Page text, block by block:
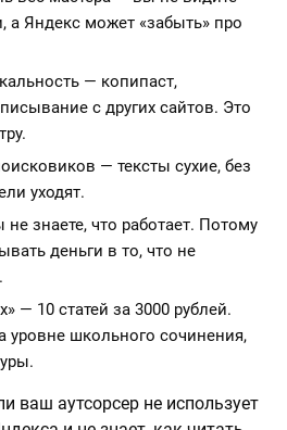
а Яндекс может «забыть» про
— копипаст,
с других сайтов. Это
— тексты сухие, без
уходят.
знаете, что работает. Потому
деньги в то, что не
— 10 статей за 3000 рублей.
уровне школьного сочинения,
ваш аутсорсер не использует